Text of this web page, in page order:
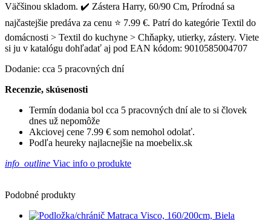
Väčšinou skladom. ✔️ Zástera Harry, 60/90 Cm, Prírodná sa
najčastejšie predáva za cenu ⭐ 7.99 €. Patrí do kategórie Textil do
domácnosti > Textil do kuchyne > Chňapky, utierky, zástery. Viete
si ju v katalógu dohľadať aj pod EAN kódom: 9010585004707
Dodanie: cca 5 pracovných dní
Recenzie, skúsenosti
Termín dodania bol cca 5 pracovných dní ale to si človek
dnes už nepomôže
Akciovej cene 7.99 € som nemohol odolať.
Podľa heureky najlacnejšie na moebelix.sk
info_outline Viac info o produkte
Podobné produkty